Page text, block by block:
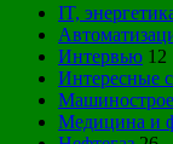
IT,
Интервью 12
Интересные
Медицина и